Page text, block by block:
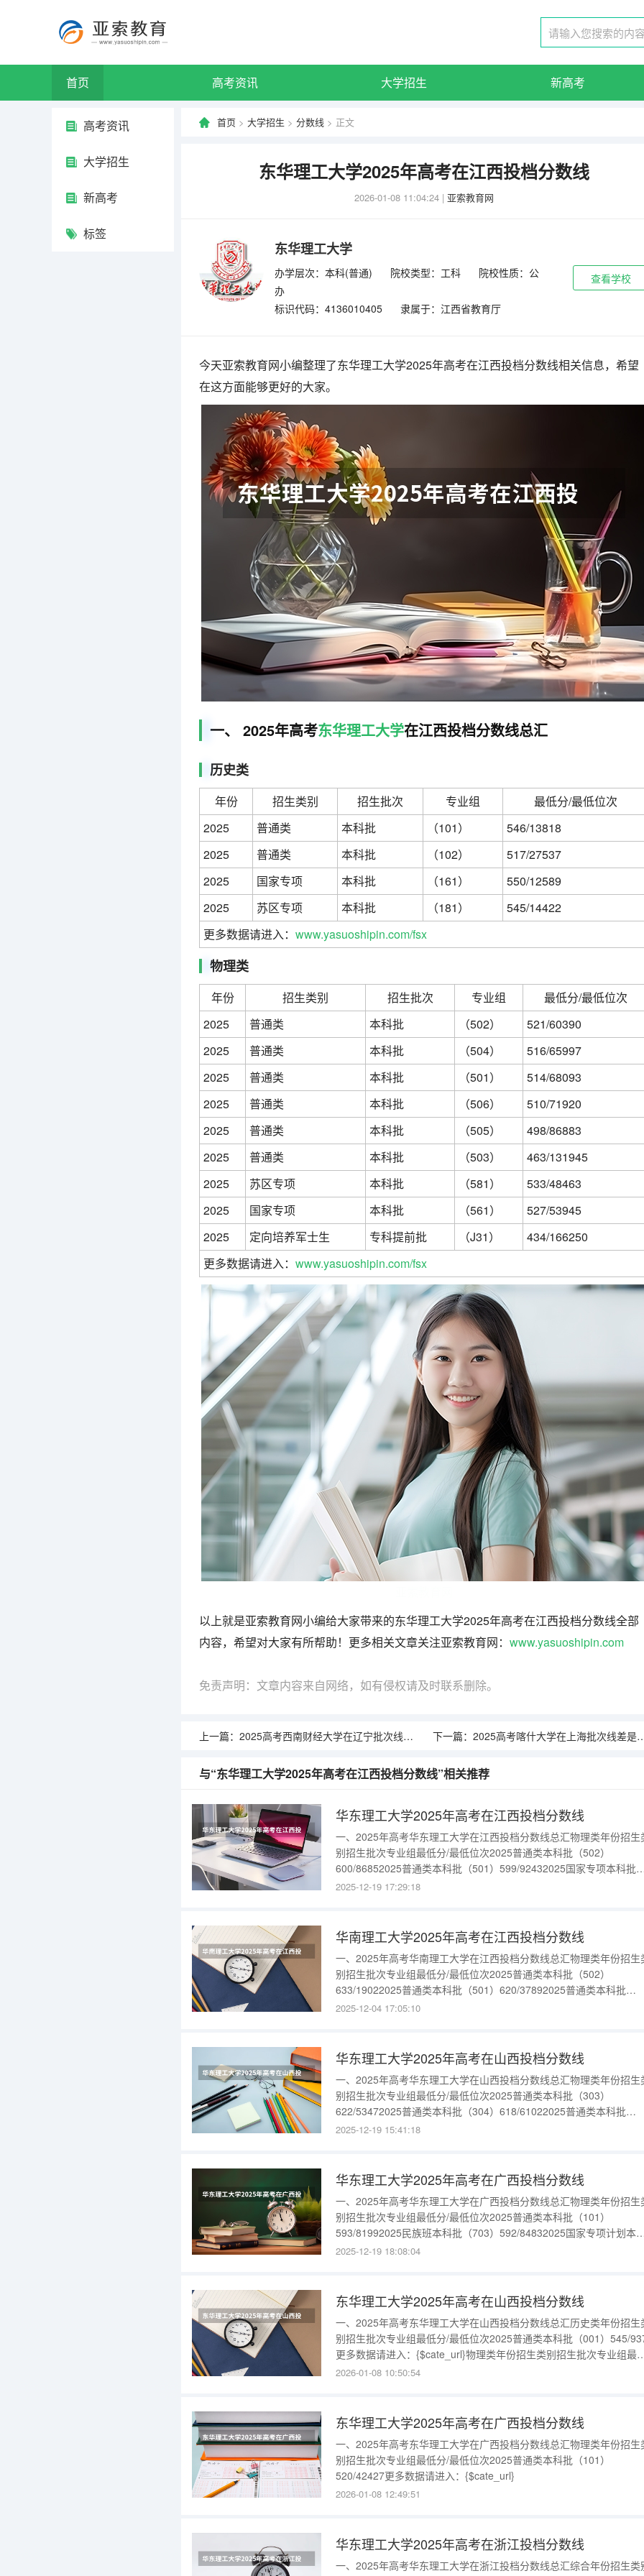
首页 高考资讯 大学招生 新高考
高考资讯
大学招生
新高考
标签
首页 > 大学招生 > 分数线 > 正文
东华理工大学2025年高考在江西投档分数线
2026-01-08 11:04:24 | 亚索教育网
东华理工大学
办学层次：本科(普通) 院校类型：工科
院校性质：公
办
标识代码：4136010405
隶属于：江西省教育厅
查看学校
今天亚索教育网小编整理了东华理工大学2025年高考在江西投档分数线相关信息，希望
在这方面能够更好的大家。
一、 2025年高考东华理工大学在江西投档分数线总汇
历史类
年份 招生类别 招生批次 专业组
最低分/最低位次
2025
普通类 本科批 （101）
546/13818
2025
普通类 本科批 （102）
517/27537
2025
国家专项 本科批 （161）
550/12589
2025
苏区专项 本科批 （181）
545/14422
更多数据请进入： www.yasuoshipin.com/fsx
物理类
年份 招生类别 招生批次 专业组
最低分/最低位次
2025
普通类 本科批 （502）
521/60390
2025
普通类 本科批 （504）
516/65997
2025
普通类 本科批 （501）
514/68093
2025
普通类 本科批 （506）
510/71920
2025
普通类 本科批 （505）
498/86883
2025
普通类 本科批 （503）
463/131945
2025
苏区专项 本科批 （581）
533/48463
2025
国家专项 本科批 （561）
527/53945
2025
定向培养军士生 专科提前批 （J31）
434/166250
更多数据请进入： www.yasuoshipin.com/fsx
以上就是亚索教育网小编给大家带来的东华理工大学2025年高考在江西投档分数线全部
内容，希望对大家有所帮助！更多相关文章关注亚索教育网： www.yasuoshipin.com
免责声明：文章内容来自网络，如有侵权请及时联系删除。
上一篇： 2025高考西南财经大学在辽宁批次线差是多少（2026参考） 下一篇： 2025高考喀什大学在上海批次线差是多少（2026参考）
与“东华理工大学2025年高考在江西投档分数线”相关推荐
华东理工大学2025年高考在江西投档分数线
一、2025年高考华东理工大学在江西投档分数线总汇物理类年份招生
别招生批次专业组最低分/最低位次2025普通类本科批（502）
600/86852025普通类本科批（501）599/92432025国家专项本科批
（563）598/94552025国家专项本科批（562）547/373432025国家专
2025-12-19 17:29:18
华南理工大学2025年高考在江西投档分数线
一、2025年高考华南理工大学在江西投档分数线总汇物理类年份招生
别招生批次专业组最低分/最低位次2025普通类本科批（502）
633/19022025普通类本科批（501）620/37892025普通类本科批
（503）617/43922025普通类本科批（504）612/55522025普通类本
2025-12-04 17:05:10
华东理工大学2025年高考在山西投档分数线
一、2025年高考华东理工大学在山西投档分数线总汇物理类年份招生
别招生批次专业组最低分/最低位次2025普通类本科批（303）
622/53472025普通类本科批（304）618/61022025普通类本科批
（301）609/81262025普通类本科批（302）606/88692025国家专项
2025-12-19 15:41:18
华东理工大学2025年高考在广西投档分数线
一、2025年高考华东理工大学在广西投档分数线总汇物理类年份招生
别招生批次专业组最低分/最低位次2025普通类本科批（101）
593/81992025民族班本科批（703）592/84832025国家专项计划本
批（501）574/144652025国家专项计划本科批（502）563/18933更多
2025-12-19 18:08:04
东华理工大学2025年高考在山西投档分数线
一、2025年高考东华理工大学在山西投档分数线总汇历史类年份招生
别招生批次专业组最低分/最低位次2025普通类本科批（001）545/
更多数据请进入：{$cate_url}物理类年份招生类别招生批次专业组最
分/最低位次2025普通类本科批（301）523/44980更多数据请进入：
2026-01-08 10:50:54
东华理工大学2025年高考在广西投档分数线
一、2025年高考东华理工大学在广西投档分数线总汇物理类年份招生
别招生批次专业组最低分/最低位次2025普通类本科批（101）
520/42427更多数据请进入：{$cate_url}
2026-01-08 12:49:51
华东理工大学2025年高考在浙江投档分数线
一、2025年高考华东理工大学在浙江投档分数线总汇综合年份招生类